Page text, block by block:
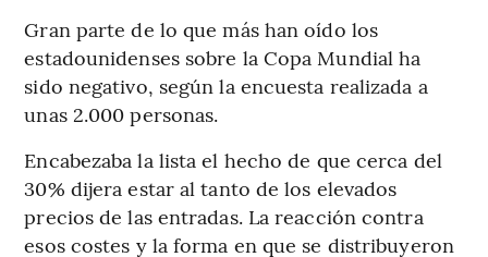
Gran parte de lo que más han oído los
estadounidenses sobre la Copa Mundial ha
sido negativo, según la encuesta realizada a
unas 2.000 personas.
Encabezaba la lista el hecho de que cerca del
30% dijera estar al tanto de los elevados
precios de las entradas. La reacción contra
esos costes y la forma en que se distribuyeron